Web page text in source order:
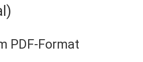
PDF-Format